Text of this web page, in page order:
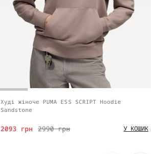
Худі жіноче PUMA ESS SCRIPT Hoodie
Sandstone
2990 грн
2093 грн У КОШИК